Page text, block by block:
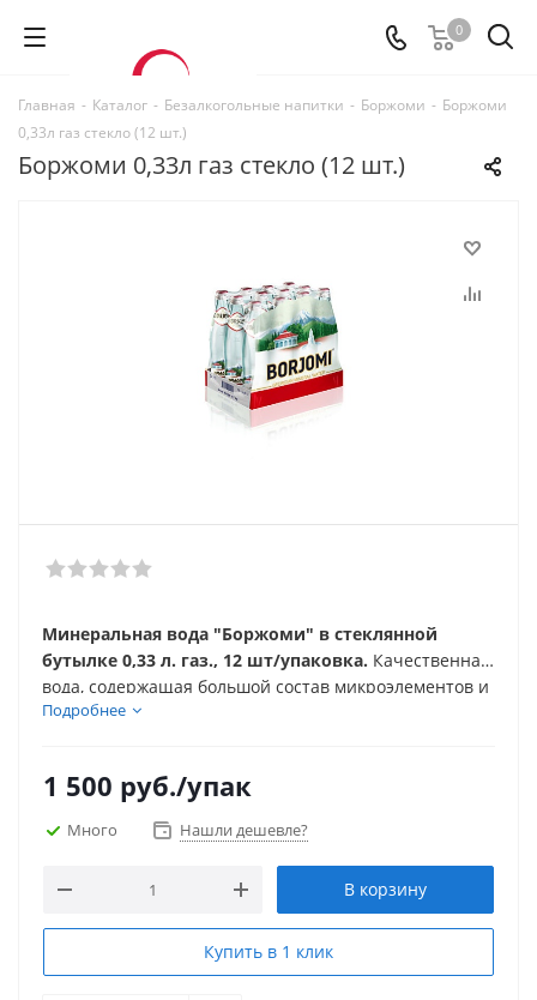
0
Главная - Каталог - Безалкогольные напитки - Боржоми - Боржоми
0,33л газ стекло (12 шт.)
Боржоми 0,33л газ стекло (12 шт.)
Минеральная вода "Боржоми" в стеклянной
бутылке 0,33 л. газ., 12 шт/упаковка. Качественная
вода, содержащая большой состав микроэлементов и
витаминов, сохранившихся при транспортировке ее
Подробнее
1 500 руб./упак
Много Нашли дешевле?
В корзину
Купить в 1 клик